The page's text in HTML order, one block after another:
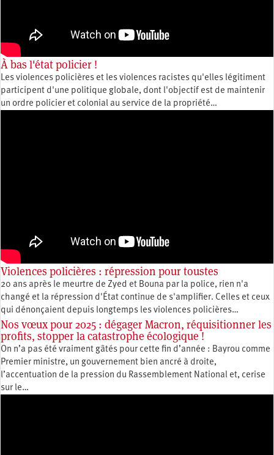
À bas l'état policier !
Les violences policières et les violences racistes qu'elles légitiment
participent d'une politique globale, dont l'objectif est de maintenir
un ordre policier et colonial au service de la propriété…
Violences policières : répression pour toustes
20 ans après le meurtre de Zyed et Bouna par la police, rien n'a
changé et la répression d'État continue de s'amplifier. Celles et ceux
qui dénonçaient depuis longtemps les violences policières…
Nos vœux pour 2025 : dégager Macron, réquisitionner les
profits, stopper la catastrophe écologique !
On n’a pas été vraiment gâtés pour cette fin d’année : Bayrou comme
Premier ministre, un gouvernement bien ancré à droite,
l’accentuation de la pression du Rassemblement National et, cerise
sur le…